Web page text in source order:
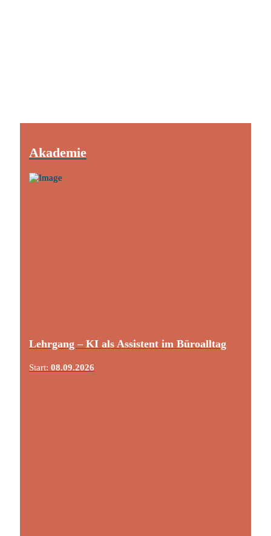
Akademie
Lehrgang – KI als Assistent im Büroalltag
Start: 08.09.2026